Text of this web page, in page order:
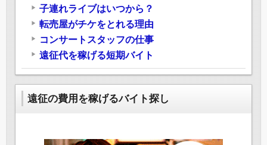
子連れライブはいつから？
転売屋がチケをとれる理由
コンサートスタッフの仕事
遠征代を稼げる短期バイト
遠征の費用を稼げるバイト探し